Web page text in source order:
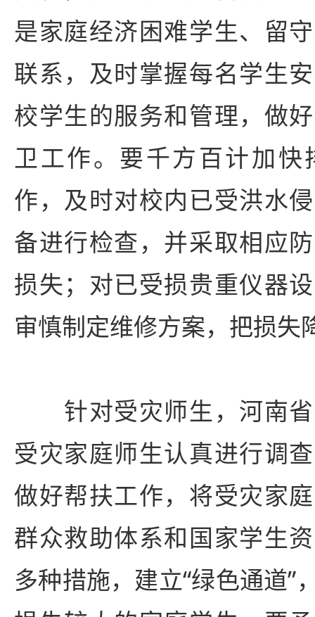
是家庭经济困难学生、留
联系，及时掌握每名学生
校学生的服务和管理，做
卫工作。要千方百计加快
作，及时对校内已受洪水
备进行检查，并采取相应
损失；对已受损贵重仪器
审慎制定维修方案，把损失
针对受灾师生，河南省
受灾家庭师生认真进行调
做好帮扶工作，将受灾家
群众救助体系和国家学生
多种措施，建立“绿色通道”